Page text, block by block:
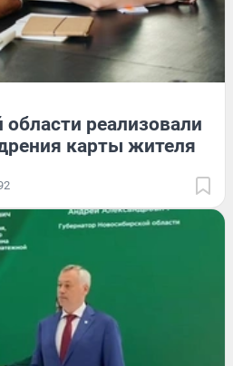
реализовали
карты жителя